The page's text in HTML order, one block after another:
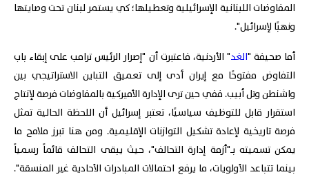
المفاوضات اللبنانية الإسرائيلية وتعطيلها؛ كي يستمر لبنان تحت وصايتها
ونهبًا لإسرائيل".
أما صحيفة "الغد" الأردنية، فاعتبرت أن "إصرار الرئيس ترامب على إبقاء باب
التفاوض مفتوحًا مع إيران أدى إلى تعميق التباين الاستراتيجي بين
واشنطن وتل أبيب. ففي حين ترى الإدارة الأميركية بالمفاوضات فرصة لإنتاج
استقرار قابل للتوظيف سياسيًا، تعتبر إسرائيل أن اللحظة الحالية تمثل
فرصة تاريخية لإعادة تشكيل التوازنات الإقليمية. ومن هنا تبرز ملامح ما
يمكن تسميته بـ"أزمة إدارة التحالف"، حيث يبقى التحالف قائماً رسمياً
بينما تتباعد الأولويات، ما يرفع احتمالات المبادرات الأحادية غير المنسقة".